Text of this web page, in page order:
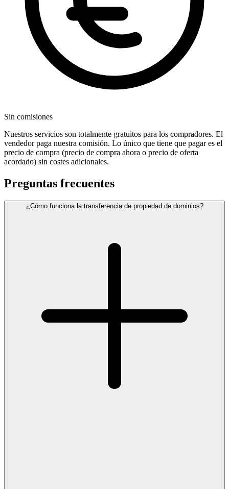
Sin comisiones
Nuestros servicios son totalmente gratuitos para los compradores. El
vendedor paga nuestra comisión. Lo único que tiene que pagar es el
precio de compra (precio de compra ahora o precio de oferta
acordado) sin costes adicionales.
Preguntas frecuentes
¿Cómo funciona la transferencia de propiedad de dominios?